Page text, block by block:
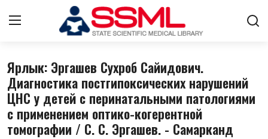
Авторизоваться регистр
Главная
О нас
Ярлык: Эргашев Сухроб Сайидович.
Диагностика постгипоксических нарушений
ЦНС у детей с перинатальными патологиями
с применением оптико-когерентной
томографии / С. С. Эргашев. - Самарканд